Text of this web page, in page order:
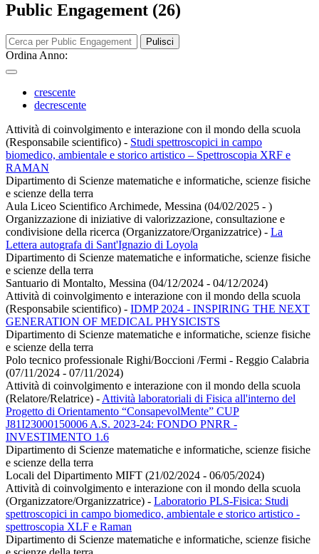
Public Engagement (26)
Pulisci
Ordina Anno:
crescente
decrescente
Attività di coinvolgimento e interazione con il mondo della scuola
(Responsabile scientifico) - Studi spettroscopici in campo
biomedico, ambientale e storico artistico – Spettroscopia XRF e
RAMAN
Dipartimento di Scienze matematiche e informatiche, scienze fisiche
e scienze della terra
Aula Liceo Scientifico Archimede, Messina (04/02/2025 - )
Organizzazione di iniziative di valorizzazione, consultazione e
condivisione della ricerca (Organizzatore/Organizzatrice) - La
Lettera autografa di Sant'Ignazio di Loyola
Dipartimento di Scienze matematiche e informatiche, scienze fisiche
e scienze della terra
Santuario di Montalto, Messina (04/12/2024 - 04/12/2024)
Attività di coinvolgimento e interazione con il mondo della scuola
(Responsabile scientifico) - IDMP 2024 - INSPIRING THE NEXT
GENERATION OF MEDICAL PHYSICISTS
Dipartimento di Scienze matematiche e informatiche, scienze fisiche
e scienze della terra
Polo tecnico professionale Righi/Boccioni /Fermi - Reggio Calabria
(07/11/2024 - 07/11/2024)
Attività di coinvolgimento e interazione con il mondo della scuola
(Relatore/Relatrice) - Attività laboratoriali di Fisica all'interno del
Progetto di Orientamento “ConsapevolMente” CUP
J81I23000150006 A.S. 2023-24: FONDO PNRR -
INVESTIMENTO 1.6
Dipartimento di Scienze matematiche e informatiche, scienze fisiche
e scienze della terra
Locali del Dipartimento MIFT (21/02/2024 - 06/05/2024)
Attività di coinvolgimento e interazione con il mondo della scuola
(Organizzatore/Organizzatrice) - Laboratorio PLS-Fisica: Studi
spettroscopici in campo biomedico, ambientale e storico artistico -
spettroscopia XLF e Raman
Dipartimento di Scienze matematiche e informatiche, scienze fisiche